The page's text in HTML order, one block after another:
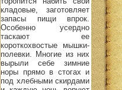
кладовые, заготовляет
запасы пищи впрок.
Особенно усердно
таскают ее
короткохвостые мышки-
полевки. Многие из них
вырыли себе зимние
норы прямо в стогах и
под хлебными скирдами